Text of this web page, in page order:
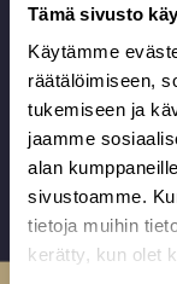
Tämä sivusto
Käytämme
räätälöimiseen,
tukemiseen ja
jaamme
alan
sivustoamme.
tietoja muihin
kerätty, kun olet
Hautausalan
kuljetukset
alueella.
myös
kuljetuksissa
tarvittavista
asiakirjoista.
374,00€